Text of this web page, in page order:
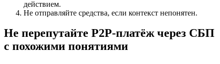
действием.
Не отправляйте средства, если контекст непонятен.
Не перепутайте P2P-платёж через СБП
с похожими понятиями